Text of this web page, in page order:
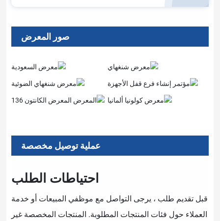
عملية توصيل مخصصة
احتياطات الطلب
التواصل مع موظفي المبيعات أو خدمة
المطلوبة. المنتجات المخصصة غير